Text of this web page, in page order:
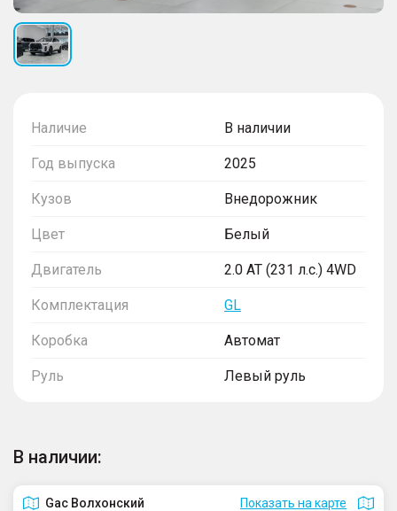
Наличие В наличии
Год выпуска 2025
Кузов Внедорожник
Цвет Белый
Двигатель 2.0 AT (231 л.с.) 4WD
Комплектация GL
Коробка Автомат
Руль Левый руль
В наличии:
Gac Волхонский
Показать на карте